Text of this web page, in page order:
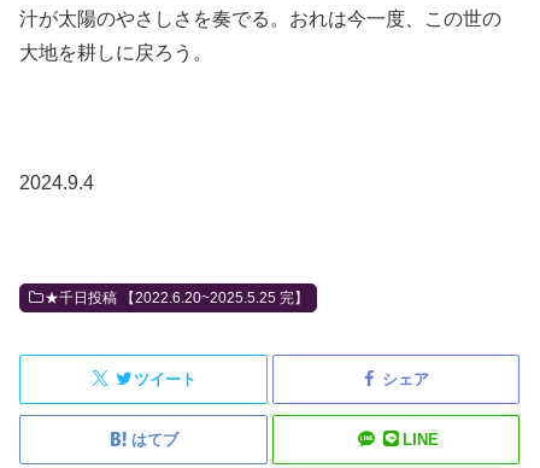
汁が太陽のやさしさを奏でる。おれは今一度、この世の
大地を耕しに戻ろう。
2024.9.4
★千日投稿 【2022.6.20~2025.5.25 完】
ツイート シェア
はてブ LINE